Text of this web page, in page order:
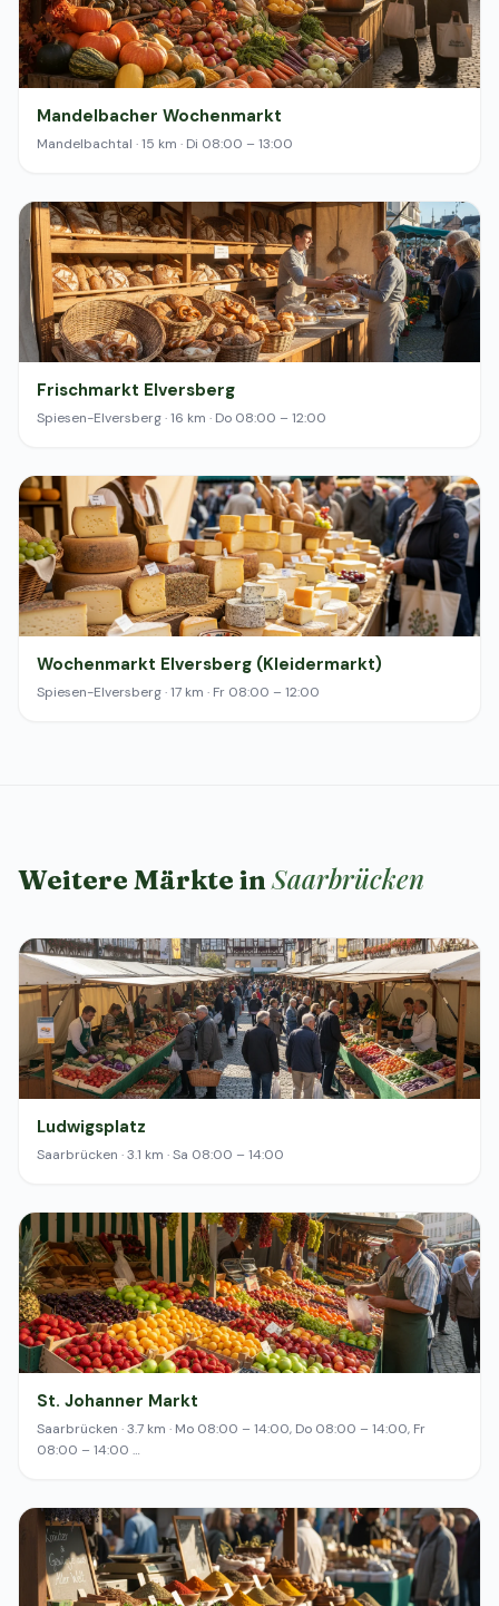
Mandelbacher Wochenmarkt
Mandelbachtal · 15 km · Di 08:00 – 13:00
Frischmarkt Elversberg
Spiesen-Elversberg · 16 km · Do 08:00 – 12:00
Wochenmarkt Elversberg (Kleidermarkt)
Spiesen-Elversberg · 17 km · Fr 08:00 – 12:00
Weitere Märkte inSaarbrücken
Ludwigsplatz
Saarbrücken · 3.1 km · Sa 08:00 – 14:00
St. Johanner Markt
Saarbrücken · 3.7 km · Mo 08:00 – 14:00, Do 08:00 – 14:00, Fr
08:00 – 14:00 …